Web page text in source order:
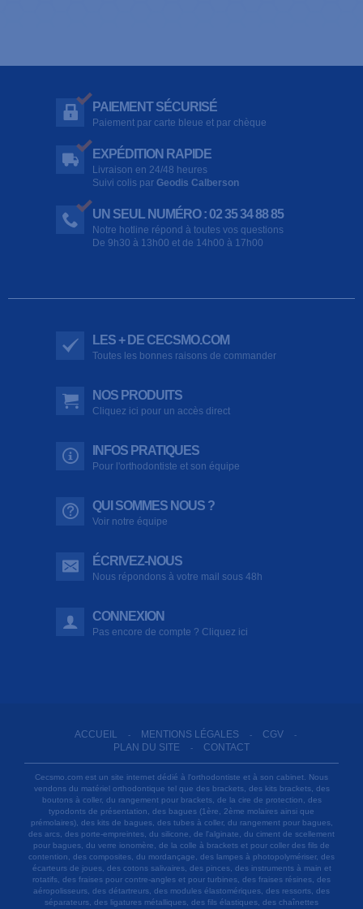
PAIEMENT SÉCURISÉ
Paiement par carte bleue et par chèque
EXPÉDITION RAPIDE
Livraison en 24/48 heures
Suivi colis par Geodis Calberson
UN SEUL NUMÉRO : 02 35 34 88 85
Notre hotline répond à toutes vos questions
De 9h30 à 13h00 et de 14h00 à 17h00
LES + DE CECSMO.COM
Toutes les bonnes raisons de commander
NOS PRODUITS
Cliquez ici pour un accès direct
INFOS PRATIQUES
Pour l'orthodontiste et son équipe
QUI SOMMES NOUS ?
Voir notre équipe
ÉCRIVEZ-NOUS
Nous répondons à votre mail sous 48h
CONNEXION
Pas encore de compte ? Cliquez ici
ACCUEIL - MENTIONS LÉGALES - CGV -
PLAN DU SITE - CONTACT
Cecsmo.com est un site internet dédié à l'orthodontiste et à son cabinet. Nous
vendons du matériel orthodontique tel que des brackets, des kits brackets, des
boutons à coller, du rangement pour brackets, de la cire de protection, des
typodonts de présentation, des bagues (1ère, 2ème molaires ainsi que
prémolaires), des kits de bagues, des tubes à coller, du rangement pour bagues,
des arcs, des porte-empreintes, du silicone, de l'alginate, du ciment de scellement
pour bagues, du verre ionomère, de la colle à brackets et pour coller des fils de
contention, des composites, du mordançage, des lampes à photopolymériser, des
écarteurs de joues, des cotons salivaires, des pinces, des instruments à main et
rotatifs, des fraises pour contre-angles et pour turbines, des fraises résines, des
aéropolisseurs, des détartreurs, des modules élastomériques, des ressorts, des
séparateurs, des ligatures métalliques, des fils élastiques, des chaînettes